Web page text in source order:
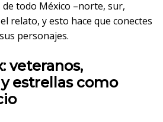
de todo México –norte, sur,
relato, y esto hace que conectes
personajes.
veteranos,
estrellas como